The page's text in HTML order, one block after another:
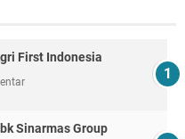
First Indonesia
Sinarmas Group